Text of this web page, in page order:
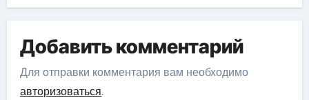
Добавить комментарий
Для отправки комментария вам необходимо
авторизоваться.